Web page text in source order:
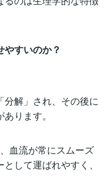
すいのか？
分解」され、その後に
ります。
血流が常にスムーズ
して運ばれやすく、